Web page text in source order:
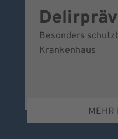
Besonders
Krankenhaus
MEHR